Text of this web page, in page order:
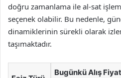
doğru zamanlama ile al-sat
seçenek olabilir. Bu nedenle,
dinamiklerinin sürekli olarak
taşımaktadır.
Bugünkü Alış